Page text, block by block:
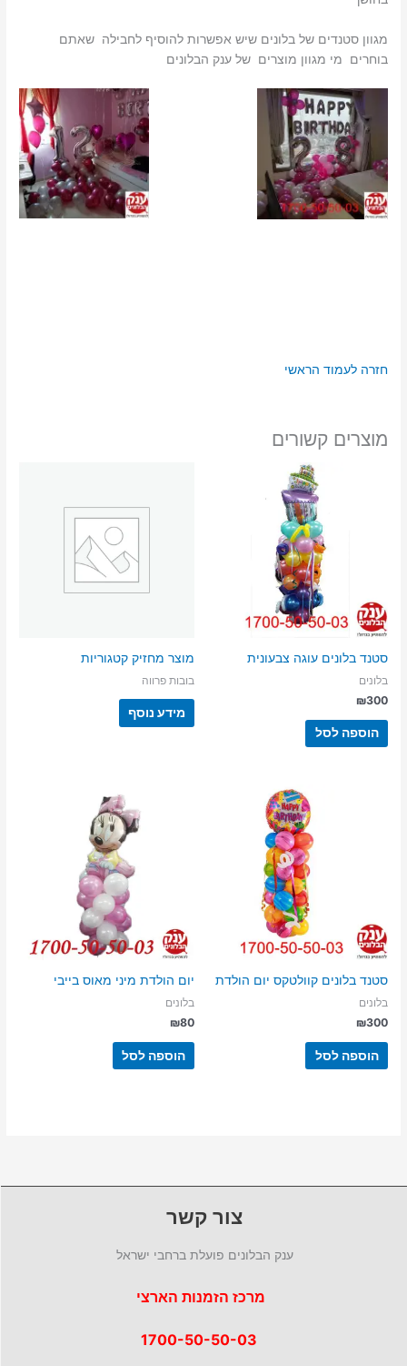
מגוון סטנדים של בלונים שיש אפשרות להוסיף לחבילה שאתם
בוחרים מי מגוון מוצרים של ענק הבלונים
חזרה לעמוד הראשי
מוצרים קשורים
סטנד בלונים עוגה צבעונית
בלונים
₪300
הוספה לסל
מוצר מחזיק קטגוריות
בובות פרווה
מידע נוסף
סטנד בלונים קוולטקס יום הולדת
בלונים
₪300
הוספה לסל
יום הולדת מיני מאוס בייבי
בלונים
₪80
הוספה לסל
צור קשר
ענק הבלונים פועלת ברחבי ישראל
מרכז הזמנות הארצי